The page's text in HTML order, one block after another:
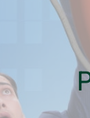
Strona